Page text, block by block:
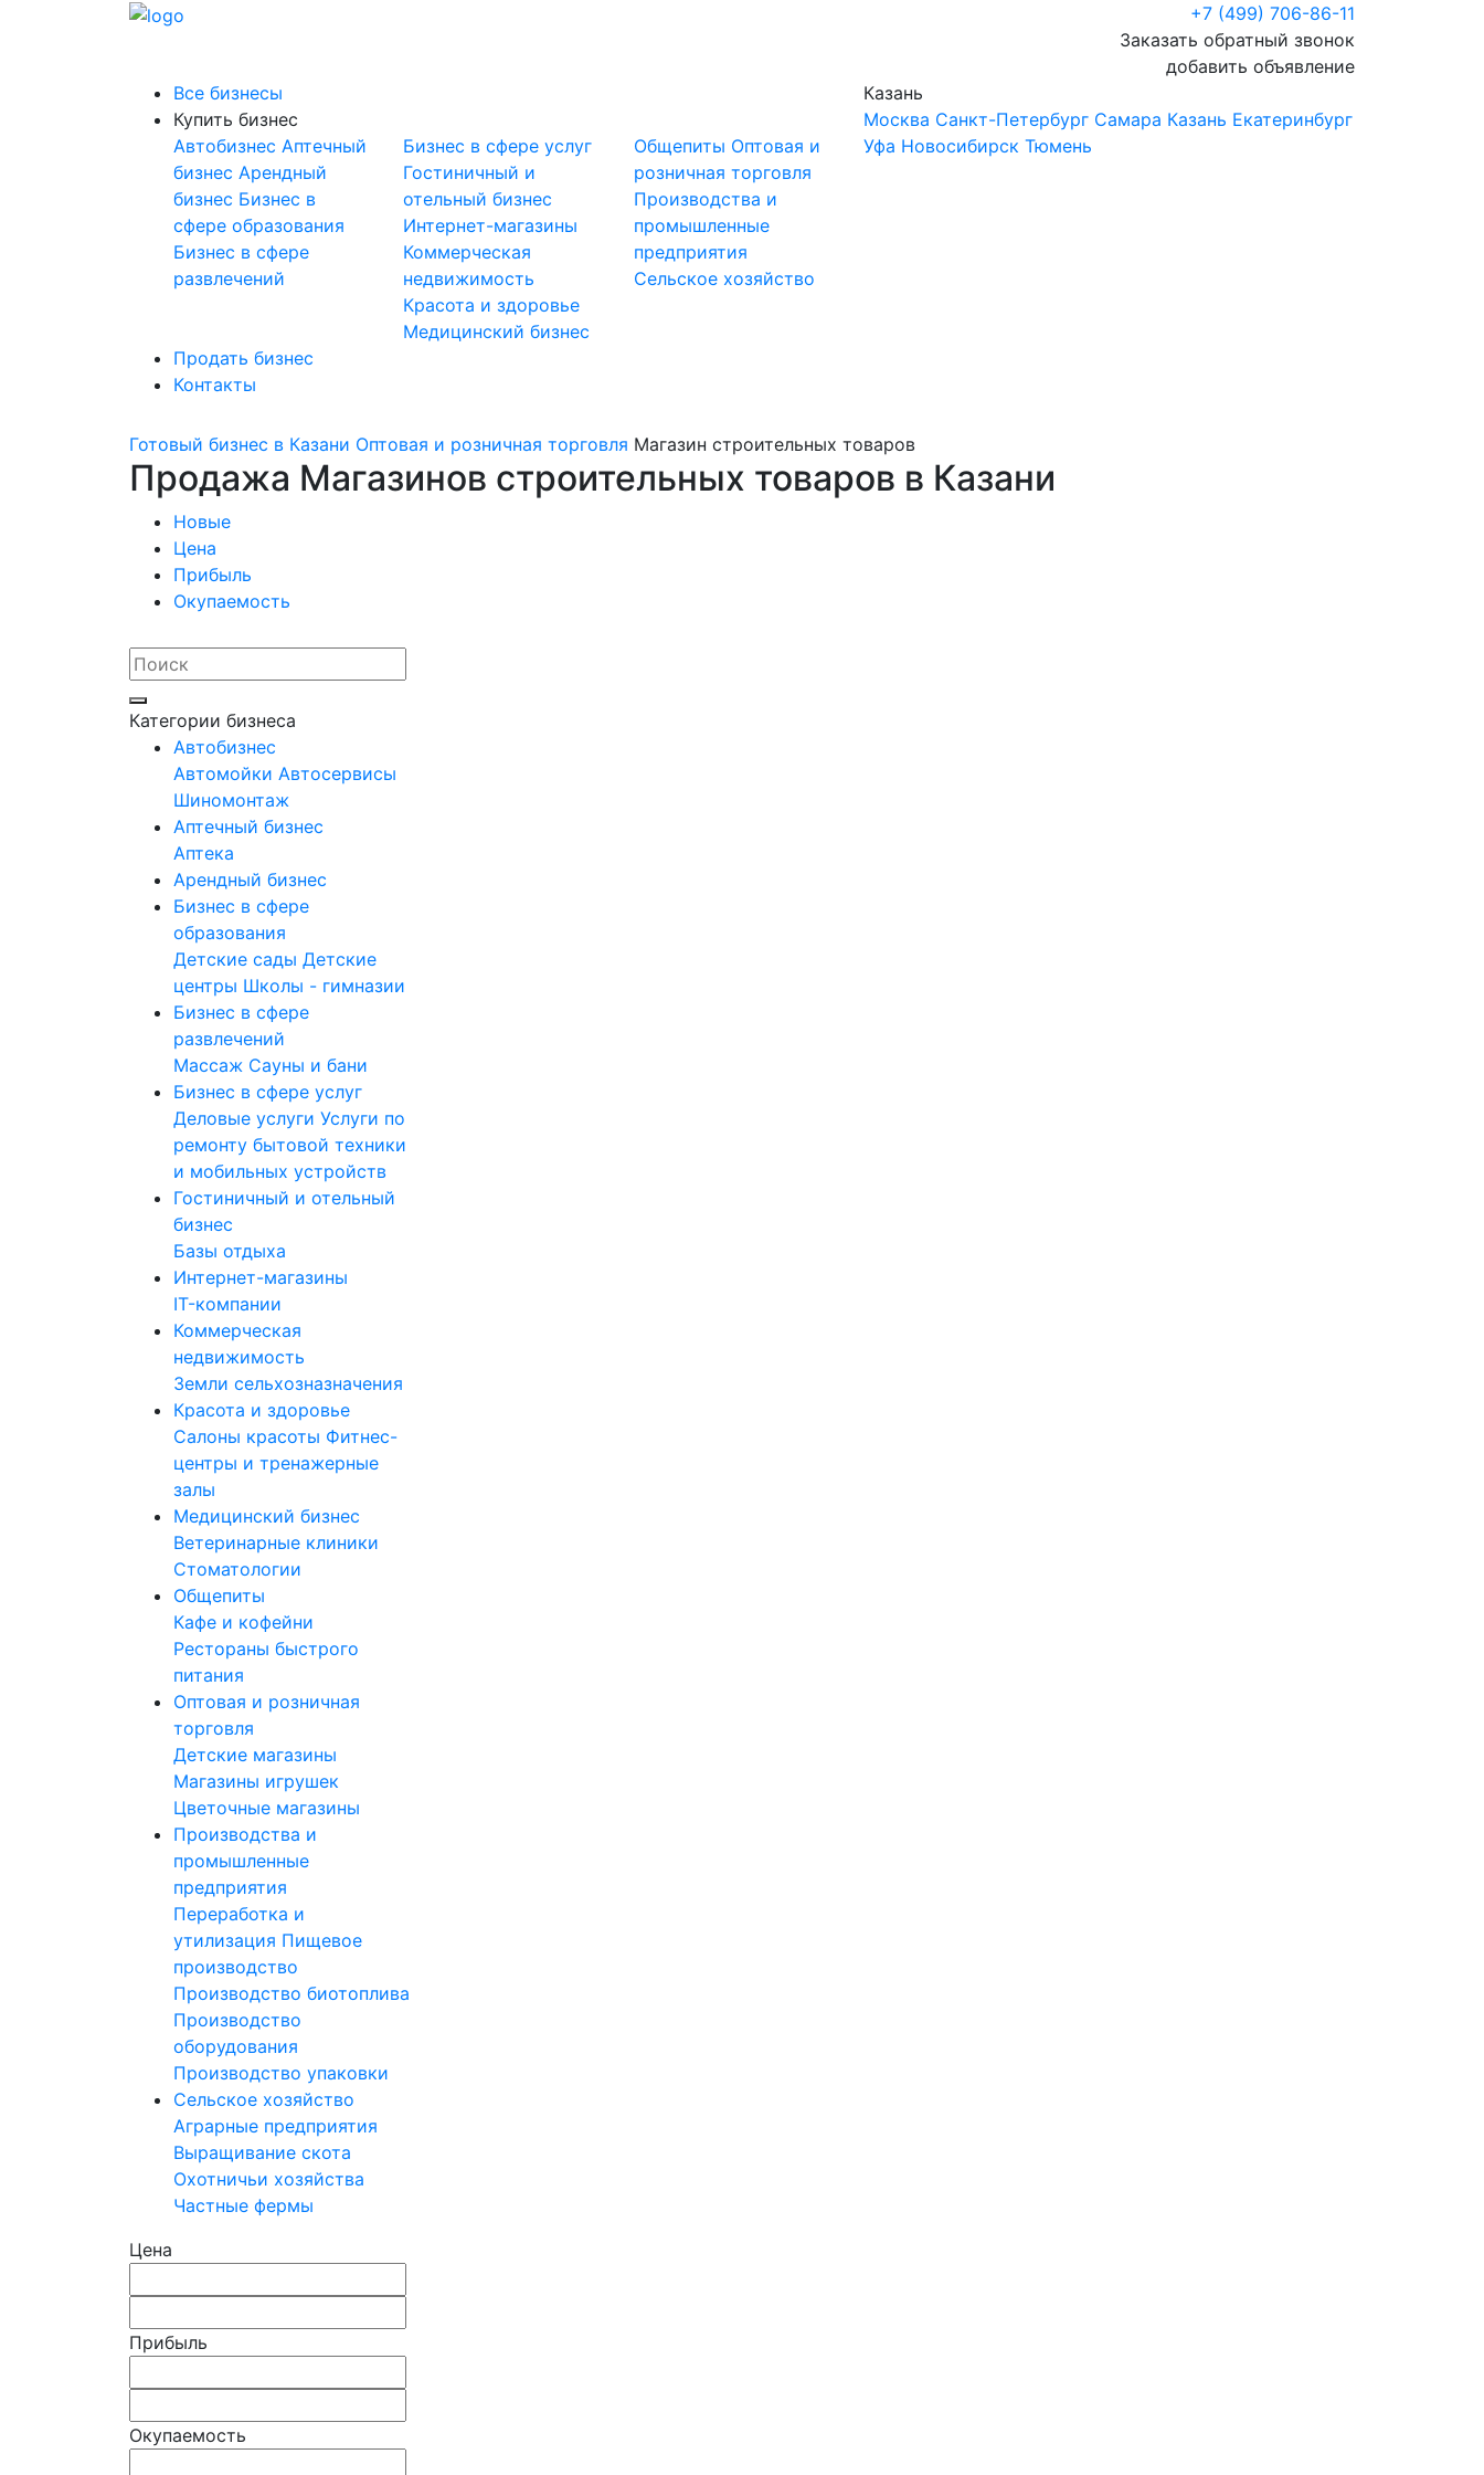
+7 (499) 706-86-11
Заказать обратный звонок
добавить объявление
Все бизнесы
Купить бизнес
Автобизнес Аптечный
бизнес Арендный
бизнес Бизнес в
сфере образования
Бизнес в сфере
развлечений
Бизнес в сфере услуг
Гостиничный и
отельный бизнес
Интернет-магазины
Коммерческая
недвижимость
Красота и здоровье
Медицинский бизнес
Общепиты Оптовая и
розничная торговля
Производства и
промышленные
предприятия
Сельское хозяйство
Продать бизнес
Контакты
Казань
Москва Санкт-Петербург Самара Казань Екатеринбург
Уфа Новосибирск Тюмень
Готовый бизнес в Казани Оптовая и розничная торговля Магазин строительных товаров
Продажа Магазинов строительных товаров в Казани
Новые
Цена
Прибыль
Окупаемость
Категории бизнеса
Автобизнес
Автомойки Автосервисы
Шиномонтаж
Аптечный бизнес
Аптека
Арендный бизнес
Бизнес в сфере
образования
Детские сады Детские
центры Школы - гимназии
Бизнес в сфере
развлечений
Массаж Сауны и бани
Бизнес в сфере услуг
Деловые услуги Услуги по
ремонту бытовой техники
и мобильных устройств
Гостиничный и отельный
бизнес
Базы отдыха
Интернет-магазины
IT-компании
Коммерческая
недвижимость
Земли сельхозназначения
Красота и здоровье
Салоны красоты Фитнес-
центры и тренажерные
залы
Медицинский бизнес
Ветеринарные клиники
Стоматологии
Общепиты
Кафе и кофейни
Рестораны быстрого
питания
Оптовая и розничная
торговля
Детские магазины
Магазины игрушек
Цветочные магазины
Производства и
промышленные
предприятия
Переработка и
утилизация Пищевое
производство
Производство биотоплива
Производство
оборудования
Производство упаковки
Сельское хозяйство
Аграрные предприятия
Выращивание скота
Охотничьи хозяйства
Частные фермы
Цена
Прибыль
Окупаемость